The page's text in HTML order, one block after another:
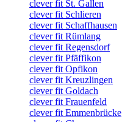
clever fit St. Gallen
clever fit Schlieren
clever fit Schaffhausen
clever fit Rümlang
clever fit Regensdorf
clever fit Pfäffikon
clever fit Opfikon
clever fit Kreuzlingen
clever fit Goldach
clever fit Frauenfeld
clever fit Emmenbrücke